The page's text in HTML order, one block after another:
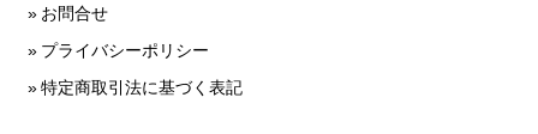
お問合せ
プライバシーポリシー
特定商取引法に基づく表記